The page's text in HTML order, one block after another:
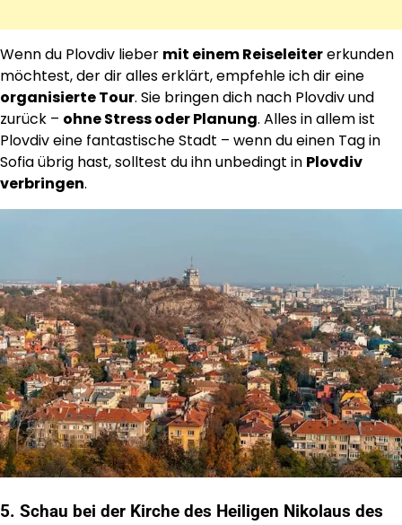
Wenn du Plovdiv lieber mit einem Reiseleitererkunden
möchtest, der dir alles erklärt, empfehle ich dir eine
organisierte Tour. Sie bringen dich nach Plovdiv und
zurück – ohne Stress oder Planung. Alles in allem ist
Plovdiv eine fantastische Stadt – wenn du einen Tag in
Sofia übrig hast, solltest du ihn unbedingt in Plovdiv
verbringen.
5. Schau bei der Kirche des Heiligen Nikolaus des